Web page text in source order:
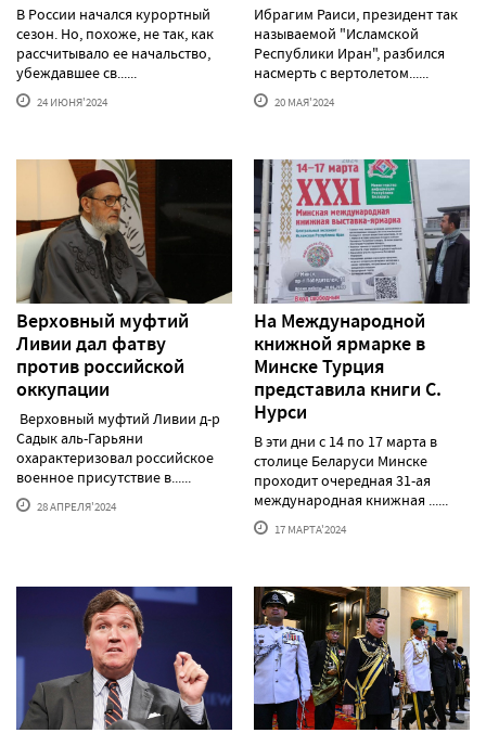
В России начался курортный
сезон. Но, похоже, не так, как
рассчитывало ее начальство,
убеждавшее св......
24 ИЮНЯ'2024
Ибрагим Раиси, президент так
называемой "Исламской
Республики Иран", разбился
насмерть с вертолетом......
20 МАЯ'2024
Верховный муфтий
Ливии дал фатву
против российской
оккупации
Верховный муфтий Ливии д-р
Садык аль-Гарьяни
охарактеризовал российское
военное присутствие в......
28 АПРЕЛЯ'2024
На Международной
книжной ярмарке в
Минске Турция
представила книги С.
Нурси
В эти дни с 14 по 17 марта в
столице Беларуси Минске
проходит очередная 31-ая
международная книжная ......
17 МАРТА'2024